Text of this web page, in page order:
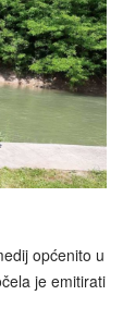
o
n
općenito u
je emitirati